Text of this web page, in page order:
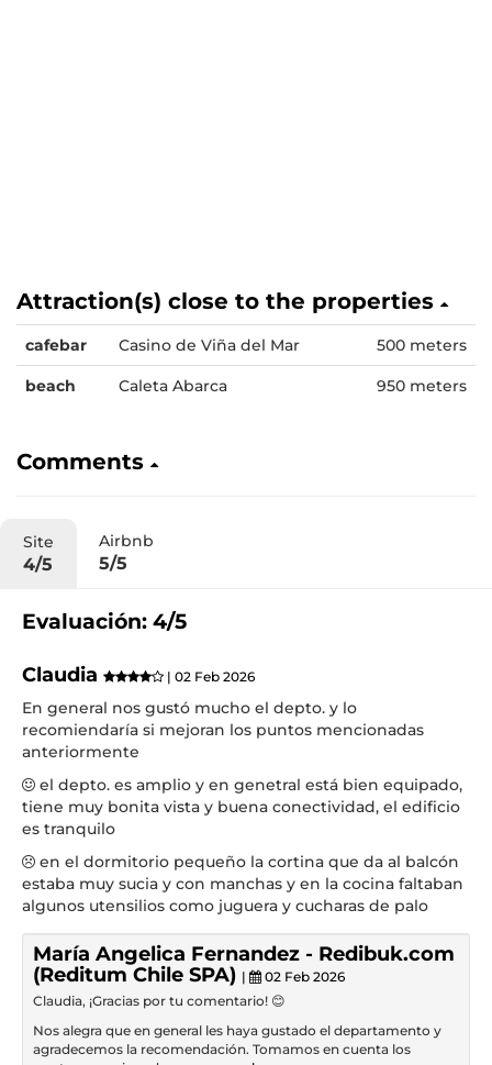
Attraction(s) close to the properties
cafebar Casino de Viña del Mar 500 meters
beach Caleta Abarca 950 meters
Comments
Site
4/5
Airbnb
5/5
Evaluación: 4/5
Claudia | 02 Feb 2026
En general nos gustó mucho el depto. y lo
recomiendaría si mejoran los puntos mencionadas
anteriormente
el depto. es amplio y en genetral está bien equipado,
tiene muy bonita vista y buena conectividad, el edificio
es tranquilo
en el dormitorio pequeño la cortina que da al balcón
estaba muy sucia y con manchas y en la cocina faltaban
algunos utensilios como juguera y cucharas de palo
María Angelica Fernandez - Redibuk.com
(Reditum Chile SPA) |
02 Feb 2026
Claudia, ¡Gracias por tu comentario! 😊
Nos alegra que en general les haya gustado el departamento y
agradecemos la recomendación. Tomamos en cuenta los